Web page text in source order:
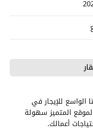
الواسع للإيجار في
المتميز سهولة
أعمالك.